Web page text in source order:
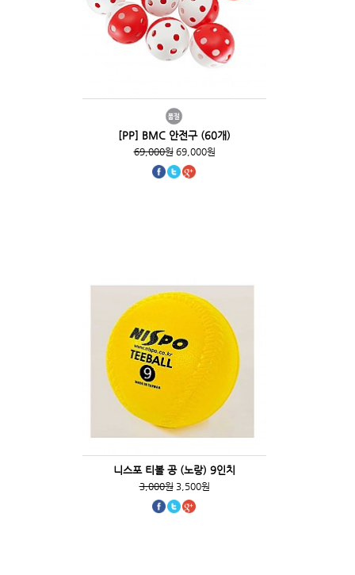
[PP] BMC 안전구 (60개)
69,000원69,000원
니스포 티볼 공 (노랑) 9인치
3,000원3,500원